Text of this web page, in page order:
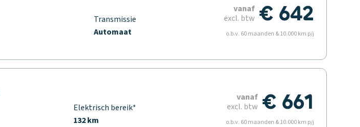
Transmissie
Automaat
€ 642
vanaf
excl. btw
o.b.v. 60 maanden & 10.000 km p/j
Elektrisch bereik*
132 km
€ 661
vanaf
excl. btw
o.b.v. 60 maanden & 10.000 km p/j